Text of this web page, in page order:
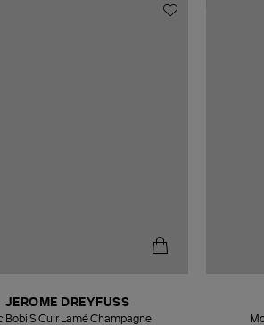
JEROME DREYFUSS
Bobi S Cuir Lamé Champagne